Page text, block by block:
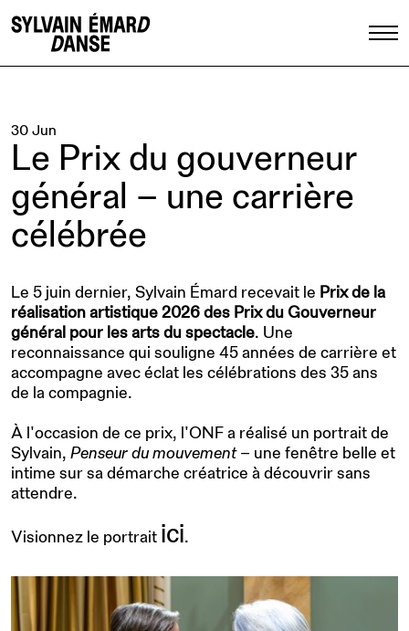
30 Jun
Le Prix du gouverneur
général – une carrière
célébrée
Le 5 juin dernier, Sylvain Émard recevait le Prix de la
réalisation artistique 2026 des Prix du Gouverneur
général pour les arts du spectacle. Une
reconnaissance qui souligne 45 années de carrière et
accompagne avec éclat les célébrations des 35 ans
de la compagnie.
À l'occasion de ce prix, l'ONF a réalisé un portrait de
Sylvain, Penseur du mouvement– une fenêtre belle et
intime sur sa démarche créatrice à découvrir sans
attendre.
Visionnez le portrait ici.